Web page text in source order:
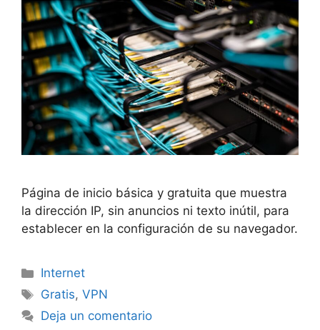
Página de inicio básica y gratuita que muestra
la dirección IP, sin anuncios ni texto inútil, para
establecer en la configuración de su navegador.
Categorías
Internet
Etiquetas
Gratis,VPN
Deja un comentario